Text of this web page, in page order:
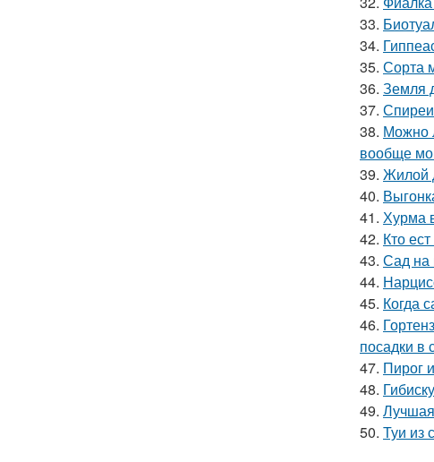
33.
34.
35. Сорта
36. Земля
37.
38. Можно
вообще
39. Жилой
40.
41. Хурма
42. Кто
43. Сад на
44.
45. Когда
46.
посадки в
47. Пирог
48.
49.
50. Туи из